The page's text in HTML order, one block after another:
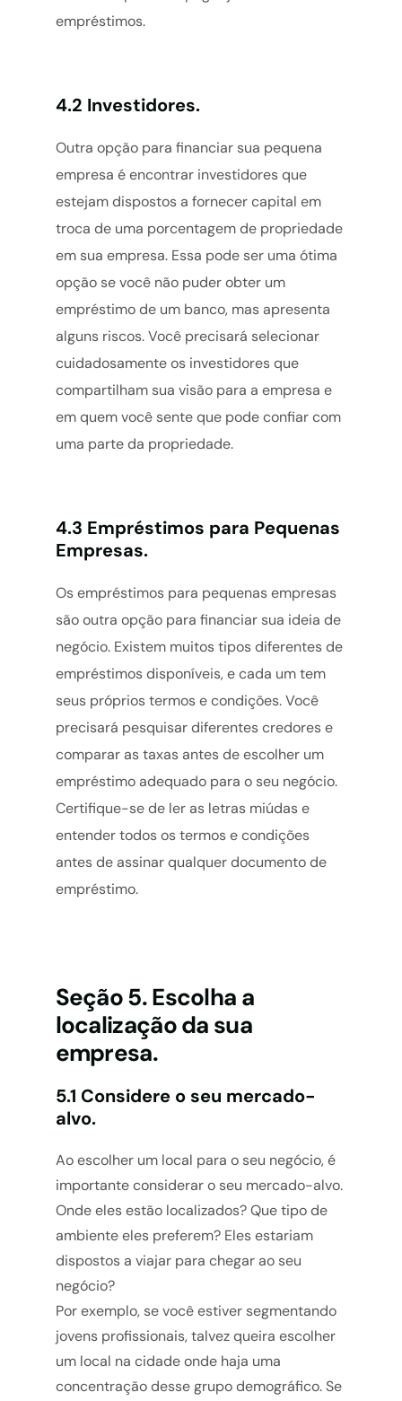
empréstimos.
4.2 Investidores.
Outra opção para financiar sua pequena
empresa é encontrar investidores que
estejam dispostos a fornecer capital em
troca de uma porcentagem de propriedade
em sua empresa. Essa pode ser uma ótima
opção se você não puder obter um
empréstimo de um banco, mas apresenta
alguns riscos. Você precisará selecionar
cuidadosamente os investidores que
compartilham sua visão para a empresa e
em quem você sente que pode confiar com
uma parte da propriedade.
4.3 Empréstimos para Pequenas
Empresas.
Os empréstimos para pequenas empresas
são outra opção para financiar sua ideia de
negócio. Existem muitos tipos diferentes de
empréstimos disponíveis, e cada um tem
seus próprios termos e condições. Você
precisará pesquisar diferentes credores e
comparar as taxas antes de escolher um
empréstimo adequado para o seu negócio.
Certifique-se de ler as letras miúdas e
entender todos os termos e condições
antes de assinar qualquer documento de
empréstimo.
Seção 5. Escolha a
localização da sua
empresa.
5.1 Considere o seu mercado-
alvo.
Ao escolher um local para o seu negócio, é
importante considerar o seu mercado-alvo.
Onde eles estão localizados? Que tipo de
ambiente eles preferem? Eles estariam
dispostos a viajar para chegar ao seu
negócio?
Por exemplo, se você estiver segmentando
jovens profissionais, talvez queira escolher
um local na cidade onde haja uma
concentração desse grupo demográfico. Se